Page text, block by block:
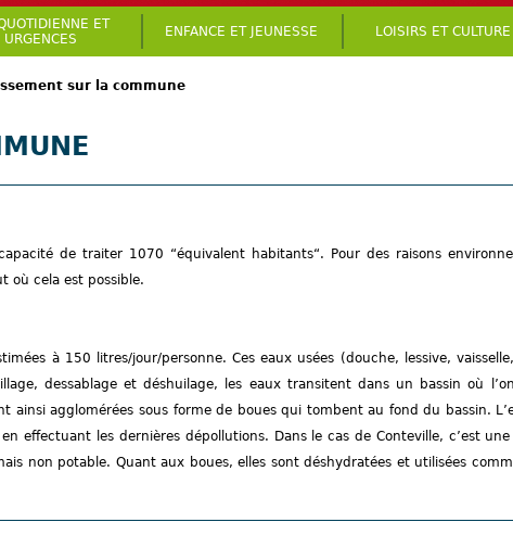
sur la commune
de traiter 1070 “équivalent habitants“. Pour des raisons
où cela est possible.
à 150 litres/jour/personne. Ces eaux usées (douche, lessive,
dessablage et déshuilage, les eaux transitent dans un bassin où
ainsi agglomérées sous forme de boues qui tombent au fond du bassin.
effectuant les dernières dépollutions. Dans le cas de Conteville, c’est
non potable. Quant aux boues, elles sont déshydratées et utilisées
ET
URGENCES
ENFANCE ET JEUNESSE LOISIRS ET CULTURE